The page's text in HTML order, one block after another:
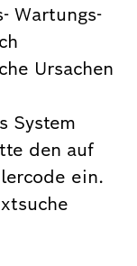
Wartungs-
Ursachen
System
den auf
ein.